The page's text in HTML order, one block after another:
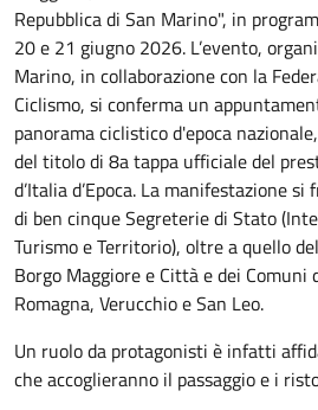
Repubblica di San Marino", in
20 e 21 giugno 2026. L’evento,
Marino, in collaborazione con la
Ciclismo, si conferma un
panorama ciclistico d'epoca
del titolo di 8a tappa ufficiale del
d’Italia d’Epoca. La manifestazione
di ben cinque Segreterie di Stato
Turismo e Territorio), oltre a quello
Borgo Maggiore e Città e dei Comuni
Romagna, Verucchio e San Leo.
Un ruolo da protagonisti è infatti
che accoglieranno il passaggio e i